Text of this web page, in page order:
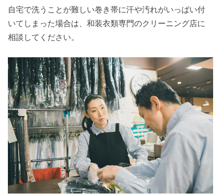
自宅で洗うことが難しい巻き帯に汗や汚れがいっぱい付
いてしまった場合は、和装衣類専門のクリーニング店に
相談してください。